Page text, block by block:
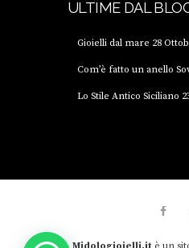
ULTIME DAL
Gioielli dal mare 28
Com’è fatto un anello
Lo Stile Antico Siciliano